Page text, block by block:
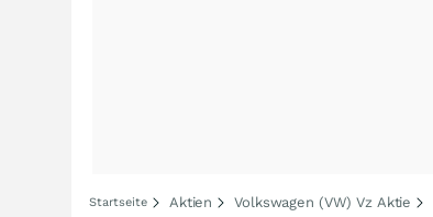
Startseite Aktien Volkswagen (VW) Vz Aktie